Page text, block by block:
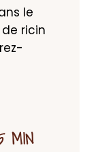
le
ricin
MIN